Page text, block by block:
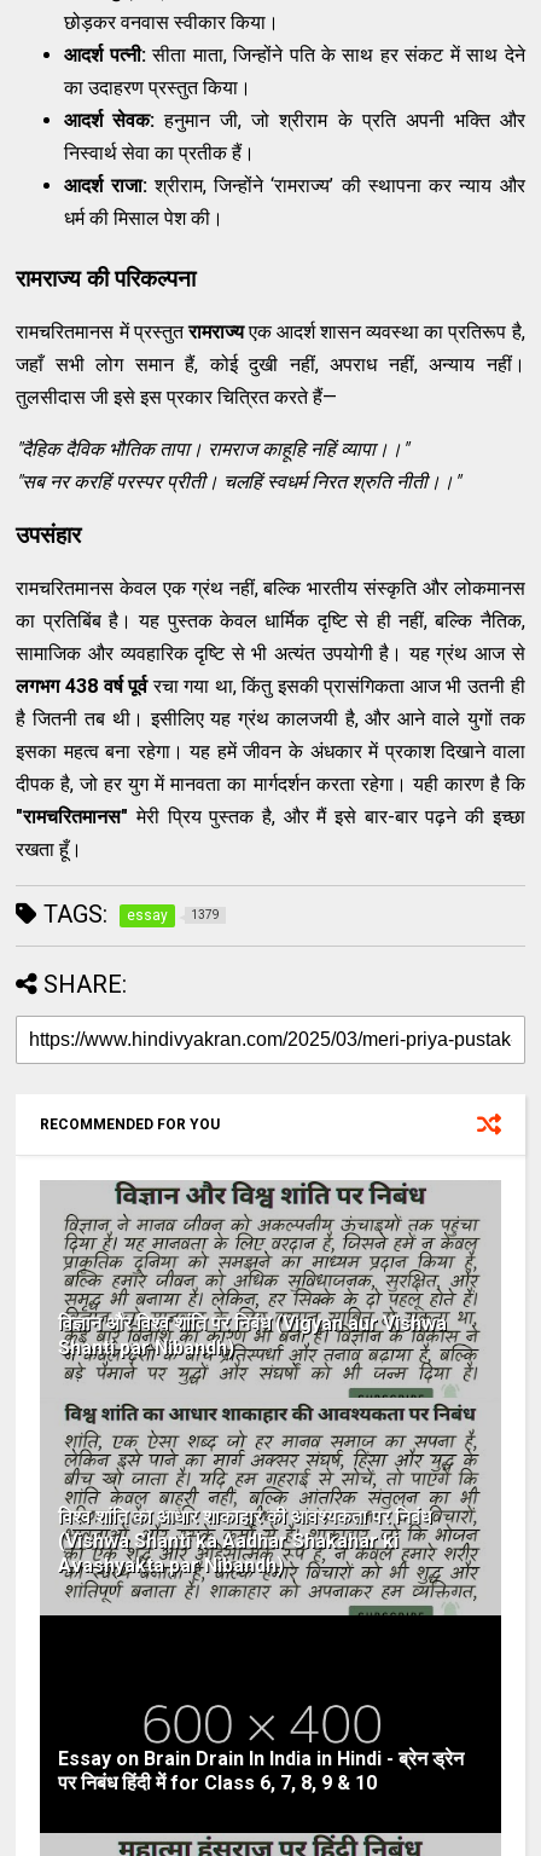
छोड़कर वनवास स्वीकार किया।
आदर्श पत्नी:सीता माता, जिन्होंने पति के साथ हर संकट में साथ देने
का उदाहरण प्रस्तुत किया।
आदर्श सेवक: हनुमान जी, जो श्रीराम के प्रति अपनी भक्ति और
निस्वार्थ सेवा का प्रतीक हैं।
आदर्श राजा:श्रीराम, जिन्होंने ‘रामराज्य’ की स्थापना कर न्याय और
धर्म की मिसाल पेश की।
रामराज्य की परिकल्पना
रामचरितमानस में प्रस्तुतरामराज्यएक आदर्श शासन व्यवस्था का प्रतिरूप है,
जहाँ सभी लोग समान हैं, कोई दुखी नहीं, अपराध नहीं, अन्याय नहीं।
तुलसीदास जी इसे इस प्रकार चित्रित करते हैं—
"दैहिक दैविक भौतिक तापा। रामराज काहूहि नहिं व्यापा।।"
"सब नर करहिं परस्पर प्रीती। चलहिं स्वधर्म निरत श्रुति नीती।।"
उपसंहार
रामचरितमानस केवल एक ग्रंथ नहीं, बल्कि भारतीय संस्कृति और लोकमानस
का प्रतिबिंब है। यह पुस्तक केवल धार्मिक दृष्टि से ही नहीं, बल्कि नैतिक,
सामाजिक और व्यवहारिक दृष्टि से भी अत्यंत उपयोगी है। यह ग्रंथ आज से
लगभग 438 वर्ष पूर्वरचा गया था, किंतु इसकी प्रासंगिकता आज भी उतनी ही
है जितनी तब थी। इसीलिए यह ग्रंथ कालजयी है, और आने वाले युगों तक
इसका महत्व बना रहेगा। यह हमें जीवन के अंधकार में प्रकाश दिखाने वाला
दीपक है, जो हर युग में मानवता का मार्गदर्शन करता रहेगा। यही कारण है कि
"रामचरितमानस" मेरी प्रिय पुस्तक है, और मैं इसे बार-बार पढ़ने की इच्छा
रखता हूँ।
TAGS: essay 1379
SHARE:
RECOMMENDED FOR YOU
विज्ञान और विश्व शांति पर निबंध (Vigyan aur Vishwa
Shanti par Nibandh)
विश्व शांति का आधार शाकाहार की आवश्यकता पर निबंध
(Vishwa Shanti ka Aadhar Shakahar ki
Avashyakta par Nibandh)
Essay on Brain Drain In India in Hindi - ब्रेन ड्रेन
पर निबंध हिंदी में for Class 6, 7, 8, 9 & 10